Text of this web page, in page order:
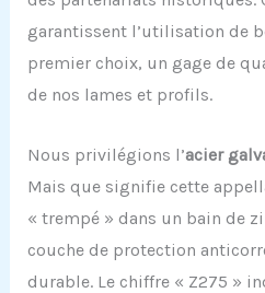
garantissent l’utilisation de
premier choix, un gage de
de nos lames et profils.
Nous privilégions l’acier
Mais que signifie cette
« trempé » dans un bain de
couche de protection
durable. Le chiffre « Z275 »